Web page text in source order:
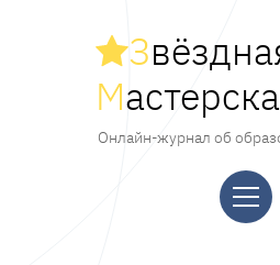
З
М
Онлайн-журнал об